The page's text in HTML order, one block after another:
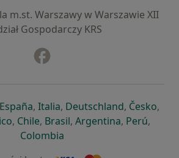
m.st. Warszawy w Warszawie XII
Gospodarczy KRS
w nowej karcie
się w nowej karcie
Españaotwiera się w nowej karcie
, Italiaotwiera się w nowej
, Deutschlandotwiera się
, Česko,
się w nowej karcie
otwiera się w nowej karcie
, Chileotwiera się w nowej karcie
, Brasilotwiera się w nowej
, Argentinaotwiera się
, Perú,
Colombia